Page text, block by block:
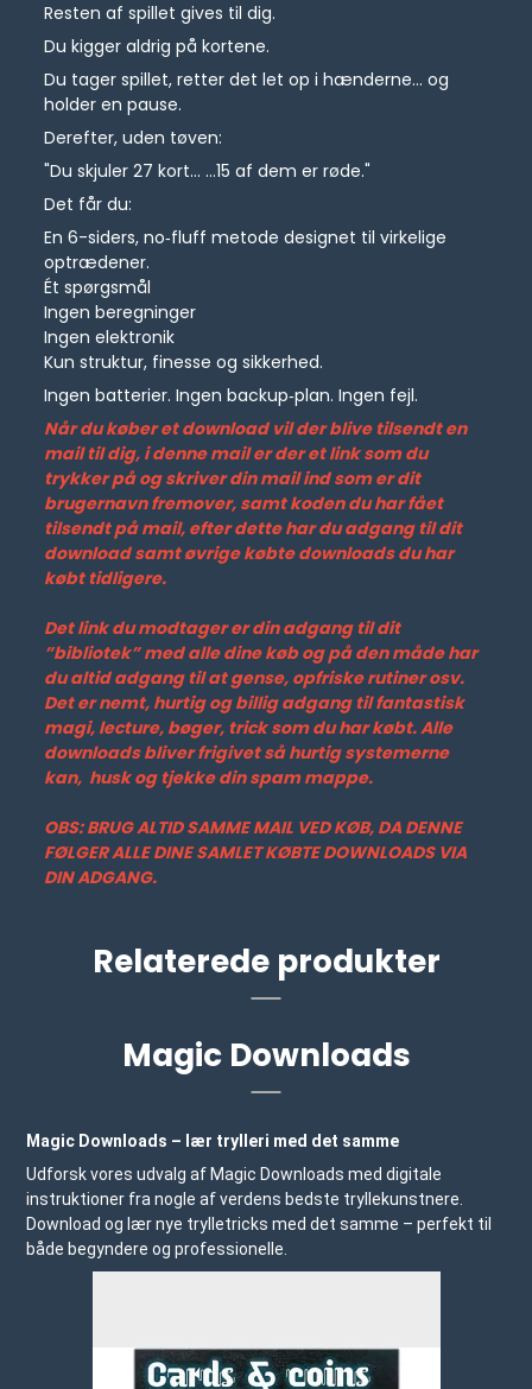
Resten af spillet gives til dig.
Du kigger aldrig på kortene.
Du tager spillet, retter det let op i hænderne... og
holder en pause.
Derefter, uden tøven:
"Du skjuler 27 kort... ...15 af dem er røde."
Det får du:
En 6-siders, no‑fluff metode designet til virkelige
optrædener.
Ét spørgsmål
Ingen beregninger
Ingen elektronik
Kun struktur, finesse og sikkerhed.
Ingen batterier. Ingen backup‑plan. Ingen fejl.
Når du køber et download vil der blive tilsendt en
mail til dig, i denne mail er der et link som du
trykker på og skriver din mail ind som er dit
brugernavn fremover, samt koden du har fået
tilsendt på mail, efter dette har du adgang til dit
download samt øvrige købte downloads du har
købt tidligere.
Det link du modtager er din adgang til dit
”bibliotek” med alle dine køb og på den måde har
du altid adgang til at gense, opfriske rutiner osv.
Det er nemt, hurtig og billig adgang til fantastisk
magi, lecture, bøger, trick som du har købt. Alle
downloads bliver frigivet så hurtig systemerne
kan, husk og tjekke din spam mappe.
OBS: BRUG ALTID SAMME MAIL VED KØB, DA DENNE
FØLGER ALLE DINE SAMLET KØBTE DOWNLOADS VIA
DIN ADGANG.
Relaterede produkter
Magic Downloads
Magic Downloads – lær trylleri med det samme
Udforsk vores udvalg af Magic Downloads med digitale
instruktioner fra nogle af verdens bedste tryllekunstnere.
Download og lær nye trylletricks med det samme – perfekt til
både begyndere og professionelle.